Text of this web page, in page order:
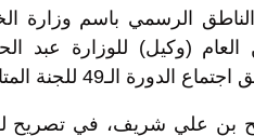
الرسمي باسم وزارة
العام (وكيل) للوزارة
الـ49 للجنة المتابعة المقرر عقدها اليوم الخميس.
بن علي شريف، في تصريح